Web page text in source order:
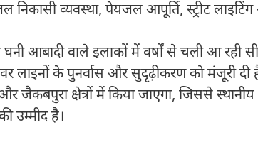
जल निकासी व्यवस्था, पेयजल आपूर्ति, स्ट्रीट
घनी आबादी वाले इलाकों में वर्षों से चली आ रही
लाइनों के पुनर्वास और सुदृढ़ीकरण को मंजूरी
जैकबपुरा क्षेत्रों में किया जाएगा, जिससे
उम्मीद है।